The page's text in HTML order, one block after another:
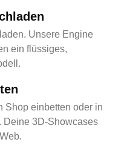
Unsere Engine
ein flüssiges,
Shop einbetten oder in
Deine 3D-Showcases